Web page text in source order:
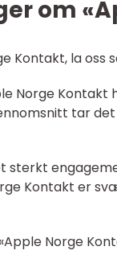
om
Kontakt, la oss
Norge
tar
sterkt
Kontakt er
Norge